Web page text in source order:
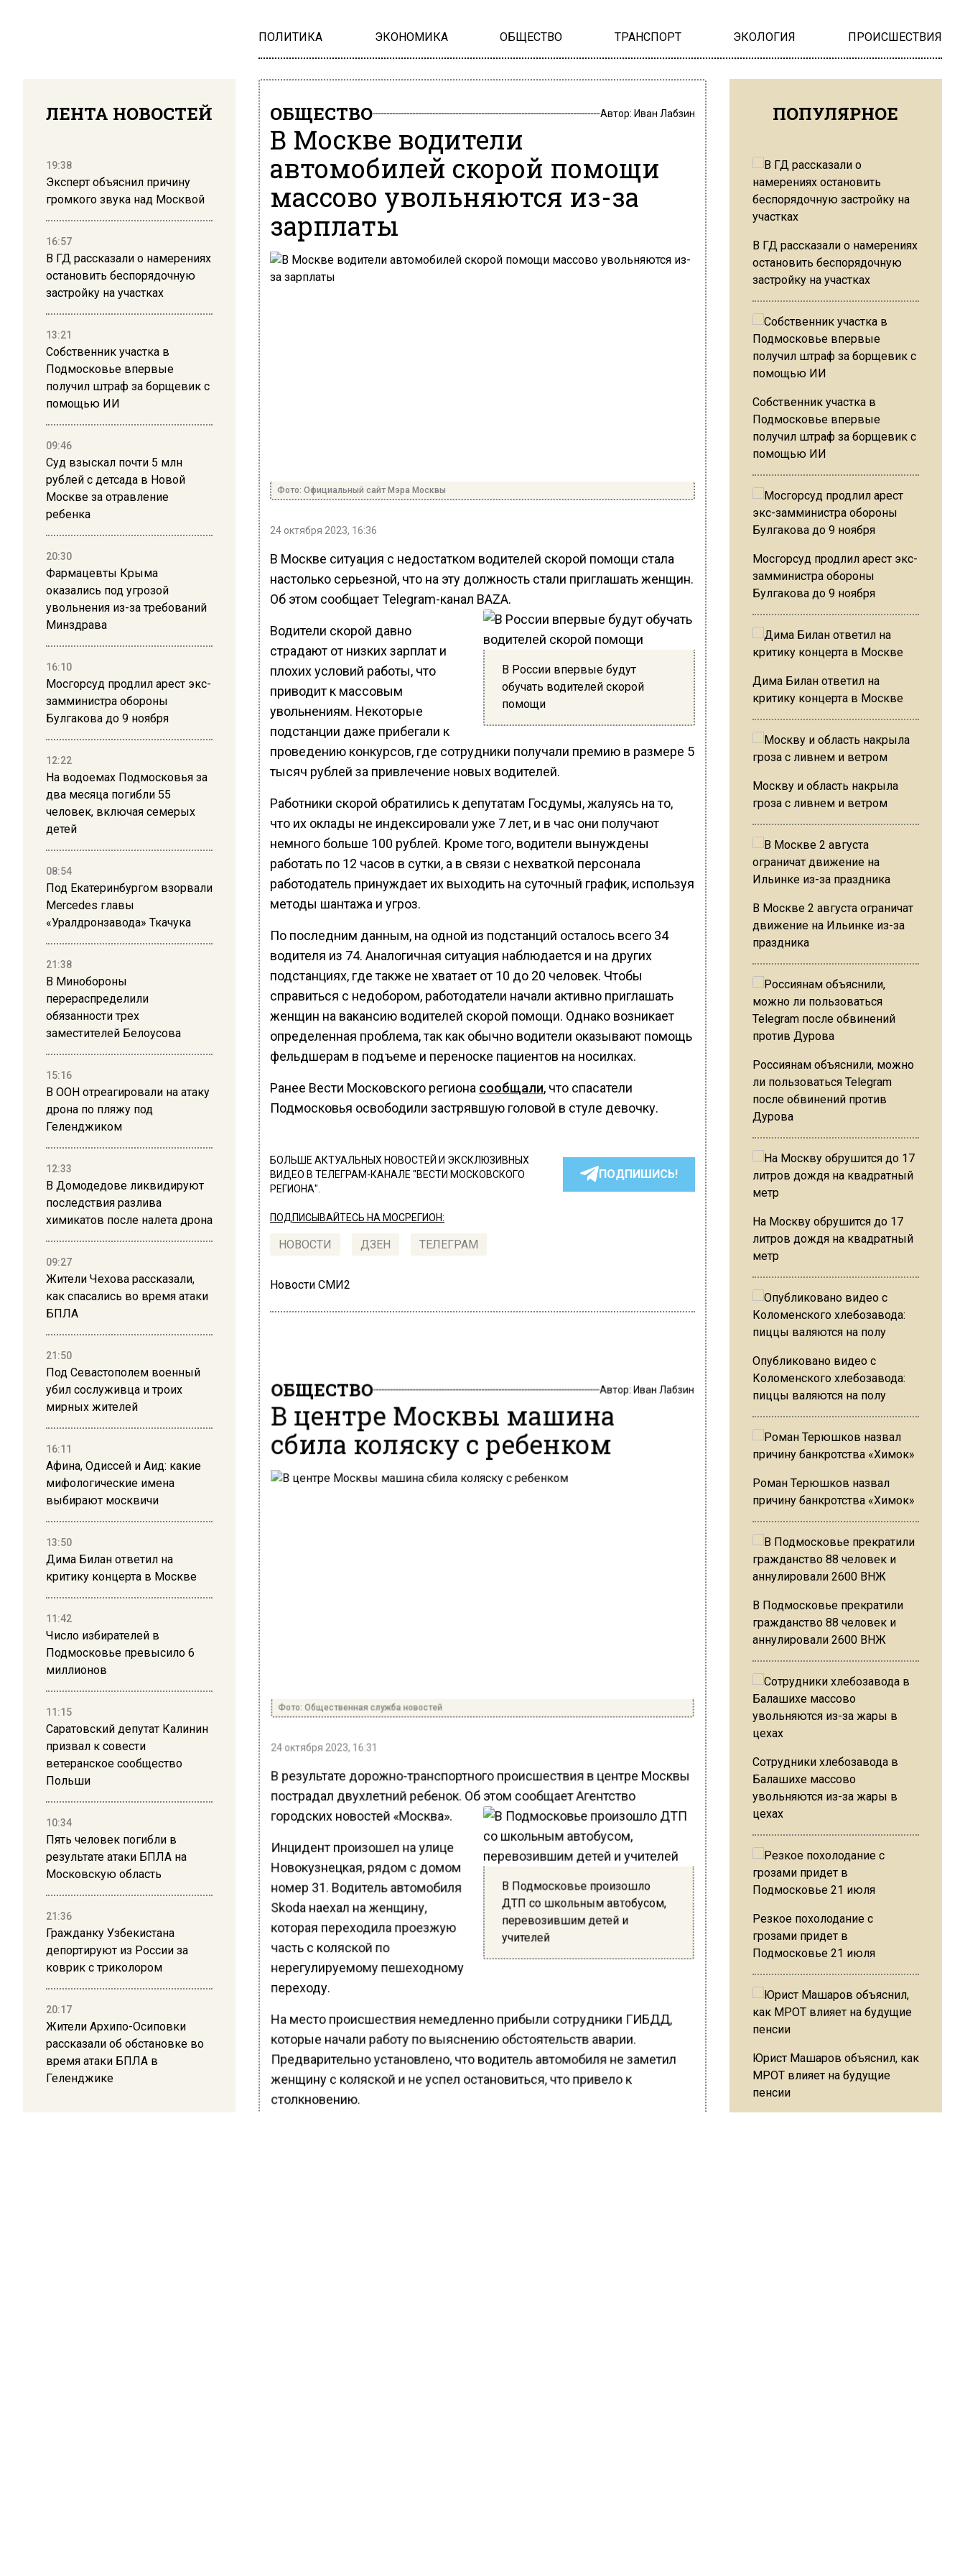
ПОЛИТИКА ЭКОНОМИКА ОБЩЕСТВО ТРАНСПОРТ ЭКОЛОГИЯ ПРОИСШЕСТВИЯ
ЛЕНТА НОВОСТЕЙ
19:38
Эксперт объяснил причину
громкого звука над Москвой
16:57
В ГД рассказали о намерениях
остановить беспорядочную
застройку на участках
13:21
Собственник участка в
Подмосковье впервые
получил штраф за борщевик с
помощью ИИ
09:46
Суд взыскал почти 5 млн
рублей с детсада в Новой
Москве за отравление
ребенка
20:30
Фармацевты Крыма
оказались под угрозой
увольнения из-за требований
Минздрава
16:10
Мосгорсуд продлил арест экс-
замминистра обороны
Булгакова до 9 ноября
12:22
На водоемах Подмосковья за
два месяца погибли 55
человек, включая семерых
детей
08:54
Под Екатеринбургом взорвали
Mercedes главы
«Уралдронзавода» Ткачука
21:38
В Минобороны
перераспределили
обязанности трех
заместителей Белоусова
15:16
В ООН отреагировали на атаку
дрона по пляжу под
Геленджиком
12:33
В Домодедове ликвидируют
последствия разлива
химикатов после налета дрона
09:27
Жители Чехова рассказали,
как спасались во время атаки
БПЛА
21:50
Под Севастополем военный
убил сослуживца и троих
мирных жителей
16:11
Афина, Одиссей и Аид: какие
мифологические имена
выбирают москвичи
13:50
Дима Билан ответил на
критику концерта в Москве
11:42
Число избирателей в
Подмосковье превысило 6
миллионов
11:15
Саратовский депутат Калинин
призвал к совести
ветеранское сообщество
Польши
10:34
Пять человек погибли в
результате атаки БПЛА на
Московскую область
21:36
Гражданку Узбекистана
депортируют из России за
коврик с триколором
20:17
Жители Архипо-Осиповки
рассказали об обстановке во
время атаки БПЛА в
Геленджике
ОБЩЕСТВО Автор: Иван Лабзин
В Москве водители
автомобилей скорой помощи
массово увольняются из-за
зарплаты
Фото: Официальный сайт Мэра Москвы
24 октября 2023, 16:36
В Москве ситуация с недостатком водителей скорой помощи стала
настолько серьезной, что на эту должность стали приглашать женщин.
Об этом сообщает Telegram-канал BAZA.
В России впервые будут
обучать водителей скорой
помощи
Водители скорой давно
страдают от низких зарплат и
плохих условий работы, что
приводит к массовым
увольнениям. Некоторые
подстанции даже прибегали к
проведению конкурсов, где сотрудники получали премию в размере 5
тысяч рублей за привлечение новых водителей.
Работники скорой обратились к депутатам Госдумы, жалуясь на то,
что их оклады не индексировали уже 7 лет, и в час они получают
немного больше 100 рублей. Кроме того, водители вынуждены
работать по 12 часов в сутки, а в связи с нехваткой персонала
работодатель принуждает их выходить на суточный график, используя
методы шантажа и угроз.
По последним данным, на одной из подстанций осталось всего 34
водителя из 74. Аналогичная ситуация наблюдается и на других
подстанциях, где также не хватает от 10 до 20 человек. Чтобы
справиться с недобором, работодатели начали активно приглашать
женщин на вакансию водителей скорой помощи. Однако возникает
определенная проблема, так как обычно водители оказывают помощь
фельдшерам в подъеме и переноске пациентов на носилках.
Ранее Вести Московского региона сообщали, что спасатели
Подмосковья освободили застрявшую головой в стуле девочку.
БОЛЬШЕ АКТУАЛЬНЫХ НОВОСТЕЙ И ЭКСКЛЮЗИВНЫХ
ВИДЕО В ТЕЛЕГРАМ-КАНАЛЕ "ВЕСТИ МОСКОВСКОГО
РЕГИОНА".
ПОДПИШИСЬ!
ПОДПИСЫВАЙТЕСЬ НА МОСРЕГИОН:
НОВОСТИ ДЗЕН ТЕЛЕГРАМ
Новости СМИ2
ОБЩЕСТВО Автор:Иван Лабзин
В центре Москвы машина
сбила коляску с ребенком
Фото: Общественная служба новостей
24 октября 2023, 16:31
В результате дорожно-транспортного происшествия в центре Москвы
пострадал двухлетний ребенок. Об этом сообщает Агентство
городских новостей «Москва».
В Подмосковье произошло
ДТП со школьным автобусом,
перевозившим детей и
учителей
Инцидент произошел на улице
Новокузнецкая, рядом с домом
номер 31. Водитель автомобиля
Skoda наехал на женщину,
которая переходила проезжую
часть с коляской по
нерегулируемому пешеходному
переходу.
На место происшествия немедленно прибыли сотрудники ГИБДД,
которые начали работу по выяснению обстоятельств аварии.
Предварительно установлено, что водитель автомобиля не заметил
женщину с коляской и не успел остановиться, что привело к
столкновению.
ПОПУЛЯРНОЕ
В ГД рассказали о намерениях
остановить беспорядочную
застройку на участках
Собственник участка в
Подмосковье впервые
получил штраф за борщевик с
помощью ИИ
Мосгорсуд продлил арест экс-
замминистра обороны
Булгакова до 9 ноября
Дима Билан ответил на
критику концерта в Москве
Москву и область накрыла
гроза с ливнем и ветром
В Москве 2 августа ограничат
движение на Ильинке из-за
праздника
Россиянам объяснили, можно
ли пользоваться Telegram
после обвинений против
Дурова
На Москву обрушится до 17
литров дождя на квадратный
метр
Опубликовано видео с
Коломенского хлебозавода:
пиццы валяются на полу
Роман Терюшков назвал
причину банкротства «Химок»
В Подмосковье прекратили
гражданство 88 человек и
аннулировали 2600 ВНЖ
Сотрудники хлебозавода в
Балашихе массово
увольняются из-за жары в
цехах
Резкое похолодание с
грозами придет в
Подмосковье 21 июля
Юрист Машаров объяснил, как
МРОТ влияет на будущие
пенсии